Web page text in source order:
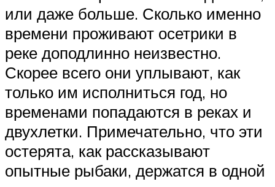
или даже больше. Сколько именно
времени проживают осетрики в
реке доподлинно неизвестно.
Скорее всего они уплывают, как
только им исполниться год, но
временами попадаются в реках и
двухлетки. Примечательно, что эти
остерята, как рассказывают
опытные рыбаки, держатся в одной